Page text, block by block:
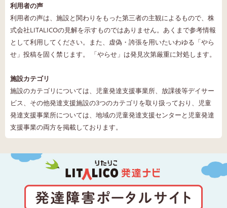
利用者の声
利用者の声は、施設と関わりをもった第三者の主観によるもので、株
式会社LITALICOの見解を示すものではありません。あくまで参考情報
として利用してください。また、虚偽・誇張を用いたいわゆる「やら
せ」投稿を固く禁じます。 「やらせ」は発見次第厳重に対処します。
施設カテゴリ
施設のカテゴリについては、児童発達支援事業所、放課後等デイサー
ビス、その他発達支援施設の3つのカテゴリを取り扱っており、児童
発達支援事業所については、地域の児童発達支援センターと児童発達
支援事業の両方を掲載しております。